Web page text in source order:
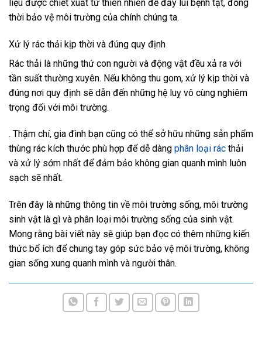
liệu được chiết xuất từ thiên nhiên để đẩy lùi bệnh tật, đồng
thời bảo vệ môi trường của chính chúng ta.
Xử lý rác thải kịp thời và đúng quy định
Rác thải là những thứ con người và động vật đều xả ra với
tần suất thường xuyên. Nếu không thu gom, xử lý kịp thời và
đúng nơi quy định sẽ dẫn đến những hệ luỵ vô cùng nghiêm
trọng đối với môi trường.
. Thậm chí, gia đình bạn cũng có thể sở hữu những sản phẩm
thùng rác kích thước phù hợp để dễ dàng phân loại rác thải
và xử lý sớm nhất để đảm bảo không gian quanh mình luôn
sạch sẽ nhất.
Trên đây là những thông tin về môi trường sống, môi trường
sinh vật là gì và phân loại môi trường sống của sinh vật.
Mong rằng bài viết này sẽ giúp bạn đọc có thêm những kiến
thức bổ ích để chung tay góp sức bảo vệ môi trường, không
gian sống xung quanh mình và người thân.